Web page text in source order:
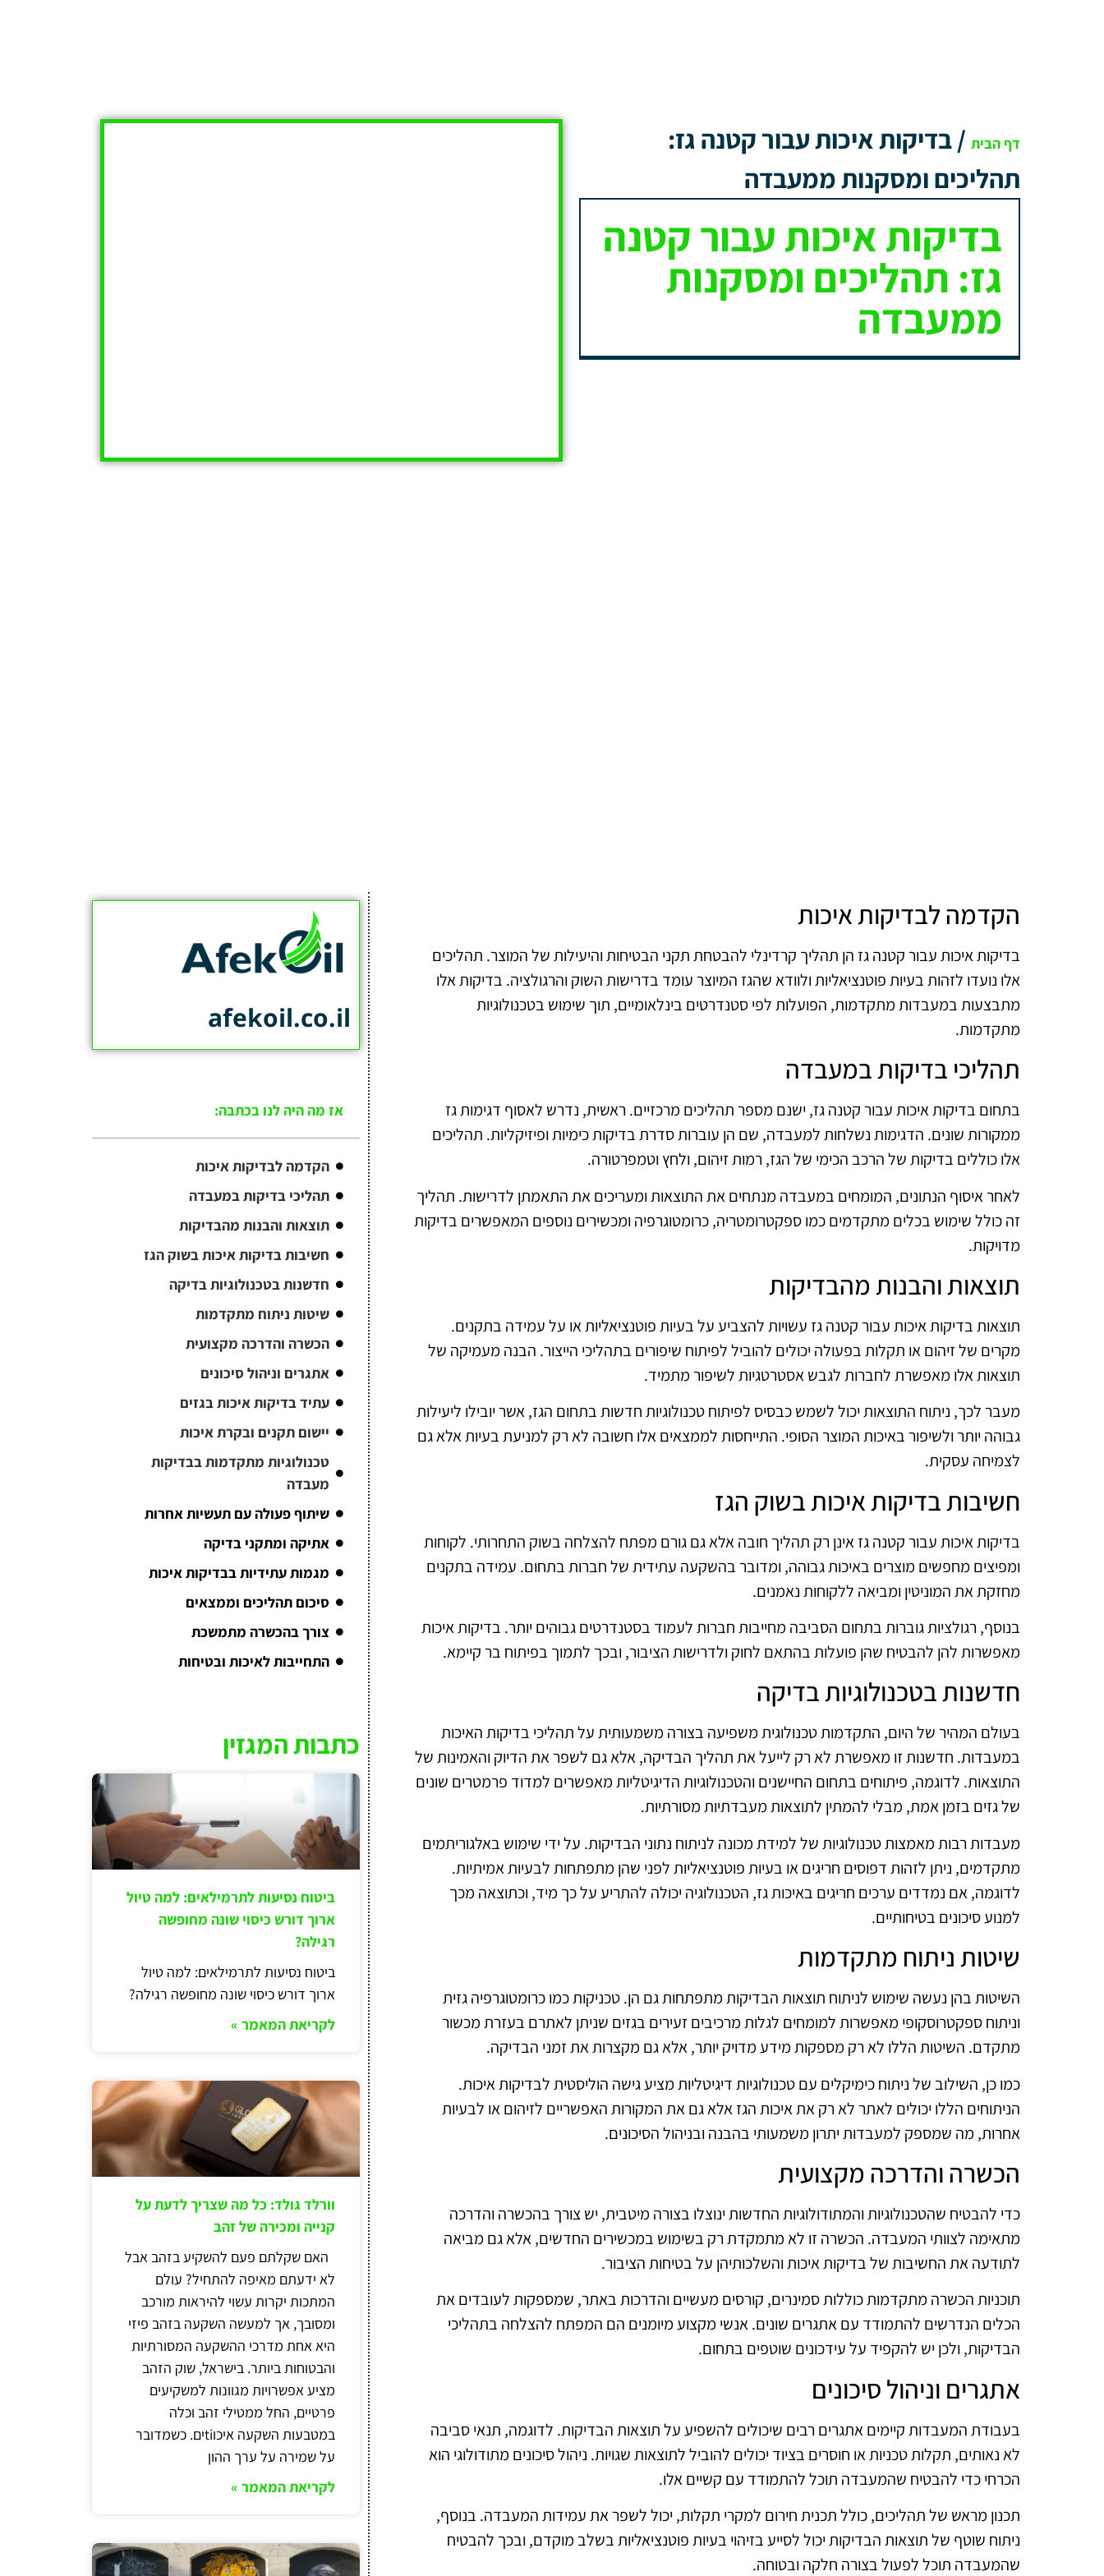
דף הבית /בדיקות איכות עבור קטנה גז:
תהליכים ומסקנות ממעבדה
בדיקות איכות עבור קטנה
גז: תהליכים ומסקנות
ממעבדה
הקדמה לבדיקות איכות
בדיקות איכות עבור קטנה גז הן תהליך קרדינלי להבטחת תקני הבטיחות והיעילות של המוצר. תהליכים
אלו נועדו לזהות בעיות פוטנציאליות ולוודא שהגז המיוצר עומד בדרישות השוק והרגולציה. בדיקות אלו
מתבצעות במעבדות מתקדמות, הפועלות לפי סטנדרטים בינלאומיים, תוך שימוש בטכנולוגיות
מתקדמות.
תהליכי בדיקות במעבדה
בתחום בדיקות איכות עבור קטנה גז, ישנם מספר תהליכים מרכזיים. ראשית, נדרש לאסוף דגימות גז
ממקורות שונים. הדגימות נשלחות למעבדה, שם הן עוברות סדרת בדיקות כימיות ופיזיקליות. תהליכים
אלו כוללים בדיקות של הרכב הכימי של הגז, רמות זיהום, ולחץ וטמפרטורה.
לאחר איסוף הנתונים, המומחים במעבדה מנתחים את התוצאות ומעריכים את התאמתן לדרישות. תהליך
זה כולל שימוש בכלים מתקדמים כמו ספקטרומטריה, כרומטוגרפיה ומכשירים נוספים המאפשרים בדיקות
מדויקות.
תוצאות והבנות מהבדיקות
תוצאות בדיקות איכות עבור קטנה גז עשויות להצביע על בעיות פוטנציאליות או על עמידה בתקנים.
מקרים של זיהום או תקלות בפעולה יכולים להוביל לפיתוח שיפורים בתהליכי הייצור. הבנה מעמיקה של
תוצאות אלו מאפשרת לחברות לגבש אסטרטגיות לשיפור מתמיד.
מעבר לכך, ניתוח התוצאות יכול לשמש כבסיס לפיתוח טכנולוגיות חדשות בתחום הגז, אשר יובילו ליעילות
גבוהה יותר ולשיפור באיכות המוצר הסופי. התייחסות לממצאים אלו חשובה לא רק למניעת בעיות אלא גם
לצמיחה עסקית.
חשיבות בדיקות איכות בשוק הגז
בדיקות איכות עבור קטנה גז אינן רק תהליך חובה אלא גם גורם מפתח להצלחה בשוק התחרותי. לקוחות
ומפיצים מחפשים מוצרים באיכות גבוהה, ומדובר בהשקעה עתידית של חברות בתחום. עמידה בתקנים
מחזקת את המוניטין ומביאה ללקוחות נאמנים.
בנוסף, רגולציות גוברות בתחום הסביבה מחייבות חברות לעמוד בסטנדרטים גבוהים יותר. בדיקות איכות
מאפשרות להן להבטיח שהן פועלות בהתאם לחוק ולדרישות הציבור, ובכך לתמוך בפיתוח בר קיימא.
חדשנות בטכנולוגיות בדיקה
בעולם המהיר של היום, התקדמות טכנולוגית משפיעה בצורה משמעותית על תהליכי בדיקות האיכות
במעבדות. חדשנות זו מאפשרת לא רק לייעל את תהליך הבדיקה, אלא גם לשפר את הדיוק והאמינות של
התוצאות. לדוגמה, פיתוחים בתחום החיישנים והטכנולוגיות הדיגיטליות מאפשרים למדוד פרמטרים שונים
של גזים בזמן אמת, מבלי להמתין לתוצאות מעבדתיות מסורתיות.
מעבדות רבות מאמצות טכנולוגיות של למידת מכונה לניתוח נתוני הבדיקות. על ידי שימוש באלגוריתמים
מתקדמים, ניתן לזהות דפוסים חריגים או בעיות פוטנציאליות לפני שהן מתפתחות לבעיות אמיתיות.
לדוגמה, אם נמדדים ערכים חריגים באיכות גז, הטכנולוגיה יכולה להתריע על כך מיד, וכתוצאה מכך
למנוע סיכונים בטיחותיים.
שיטות ניתוח מתקדמות
השיטות בהן נעשה שימוש לניתוח תוצאות הבדיקות מתפתחות גם הן. טכניקות כמו כרומטוגרפיה גזית
וניתוח ספקטרוסקופי מאפשרות למומחים לגלות מרכיבים זעירים בגזים שניתן לאתרם בעזרת מכשור
מתקדם. השיטות הללו לא רק מספקות מידע מדויק יותר, אלא גם מקצרות את זמני הבדיקה.
כמו כן, השילוב של ניתוח כימיקלים עם טכנולוגיות דיגיטליות מציע גישה הוליסטית לבדיקות איכות.
הניתוחים הללו יכולים לאתר לא רק את איכות הגז אלא גם את המקורות האפשריים לזיהום או לבעיות
אחרות, מה שמספק למעבדות יתרון משמעותי בהבנה ובניהול הסיכונים.
הכשרה והדרכה מקצועית
כדי להבטיח שהטכנולוגיות והמתודולוגיות החדשות ינוצלו בצורה מיטבית, יש צורך בהכשרה והדרכה
מתאימה לצוותי המעבדה. הכשרה זו לא מתמקדת רק בשימוש במכשירים החדשים, אלא גם מביאה
לתודעה את החשיבות של בדיקות איכות והשלכותיהן על בטיחות הציבור.
תוכניות הכשרה מתקדמות כוללות סמינרים, קורסים מעשיים והדרכות באתר, שמספקות לעובדים את
הכלים הנדרשים להתמודד עם אתגרים שונים. אנשי מקצוע מיומנים הם המפתח להצלחה בתהליכי
הבדיקות, ולכן יש להקפיד על עידכונים שוטפים בתחום.
אתגרים וניהול סיכונים
בעבודת המעבדות קיימים אתגרים רבים שיכולים להשפיע על תוצאות הבדיקות. לדוגמה, תנאי סביבה
לא נאותים, תקלות טכניות או חוסרים בציוד יכולים להוביל לתוצאות שגויות. ניהול סיכונים מתודולוגי הוא
הכרחי כדי להבטיח שהמעבדה תוכל להתמודד עם קשיים אלו.
תכנון מראש של תהליכים, כולל תכנית חירום למקרי תקלות, יכול לשפר את עמידות המעבדה. בנוסף,
ניתוח שוטף של תוצאות הבדיקות יכול לסייע בזיהוי בעיות פוטנציאליות בשלב מוקדם, ובכך להבטיח
שהמעבדה תוכל לפעול בצורה חלקה ובטוחה.
afekoil.co.il
אז מה היה לנו בכתבה:
הקדמה לבדיקות איכות
תהליכי בדיקות במעבדה
תוצאות והבנות מהבדיקות
חשיבות בדיקות איכות בשוק הגז
חדשנות בטכנולוגיות בדיקה
שיטות ניתוח מתקדמות
הכשרה והדרכה מקצועית
אתגרים וניהול סיכונים
עתיד בדיקות איכות בגזים
יישום תקנים ובקרת איכות
טכנולוגיות מתקדמות בבדיקות
מעבדה
שיתוף פעולה עם תעשיות אחרות
אתיקה ומתקני בדיקה
מגמות עתידיות בבדיקות איכות
סיכום תהליכים וממצאים
צורך בהכשרה מתמשכת
התחייבות לאיכות ובטיחות
כתבות המגזין
ביטוח נסיעות לתרמילאים: למה טיול
ארוך דורש כיסוי שונה מחופשה
רגילה?
ביטוח נסיעות לתרמילאים: למה טיול
ארוך דורש כיסוי שונה מחופשה רגילה?
לקריאת המאמר »
וורלד גולד: כל מה שצריך לדעת על
קנייה ומכירה של זהב
האם שקלתם פעם להשקיע בזהב אבל
לא ידעתם מאיפה להתחיל? עולם
המתכות יקרות עשוי להיראות מורכב
ומסובך, אך למעשה השקעה בזהב פיזי
היא אחת מדרכי ההשקעה המסורתיות
והבטוחות ביותר. בישראל, שוק הזהב
מציע אפשרויות מגוונות למשקיעים
פרטיים, החל ממטילי זהב וכלה
במטבעות השקעה איכוtiים. כשמדובר
על שמירה על ערך ההון
לקריאת המאמר »